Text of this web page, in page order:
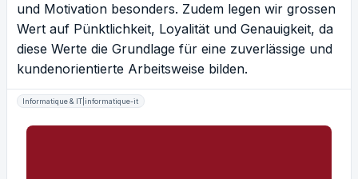
und Motivation besonders. Zudem legen wir grossen
Wert auf Pünktlichkeit, Loyalität und Genauigkeit, da
diese Werte die Grundlage für eine zuverlässige und
kundenorientierte Arbeitsweise bilden.
Informatique & IT|informatique-it